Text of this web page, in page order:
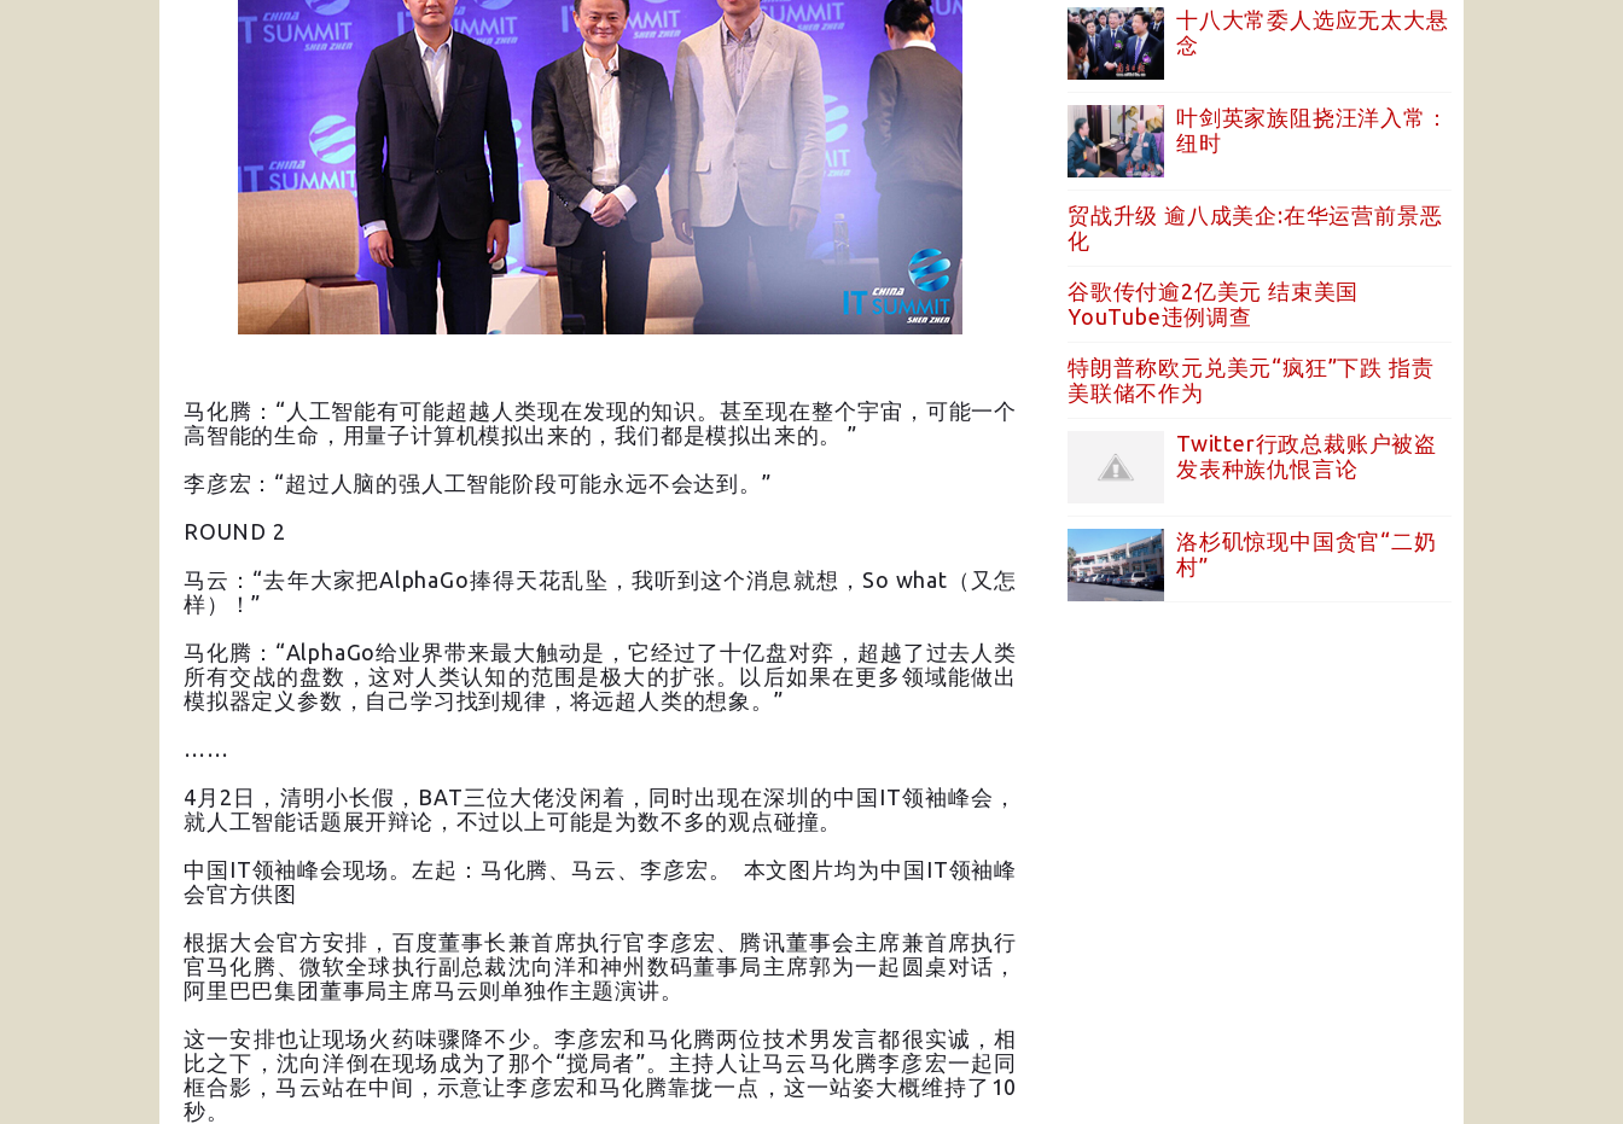
马化腾：“人工智能有可能超越人类现在发现的知识。甚至现在整个宇宙，可能一个
高智能的生命，用量子计算机模拟出来的，我们都是模拟出来的。 ”
李彦宏：“超过人脑的强人工智能阶段可能永远不会达到。”
ROUND 2
马云：“去年大家把AlphaGo捧得天花乱坠，我听到这个消息就想，So what（又怎
样）！”
马化腾：“AlphaGo给业界带来最大触动是，它经过了十亿盘对弈，超越了过去人类
所有交战的盘数，这对人类认知的范围是极大的扩张。以后如果在更多领域能做出
模拟器定义参数，自己学习找到规律，将远超人类的想象。”
……
4月2日，清明小长假，BAT三位大佬没闲着，同时出现在深圳的中国IT领袖峰会，
就人工智能话题展开辩论，不过以上可能是为数不多的观点碰撞。
中国IT领袖峰会现场。左起：马化腾、马云、李彦宏。 本文图片均为中国IT领袖峰
会官方供图
根据大会官方安排，百度董事长兼首席执行官李彦宏、腾讯董事会主席兼首席执行
官马化腾、微软全球执行副总裁沈向洋和神州数码董事局主席郭为一起圆桌对话，
阿里巴巴集团董事局主席马云则单独作主题演讲。
这一安排也让现场火药味骤降不少。李彦宏和马化腾两位技术男发言都很实诚，相
比之下，沈向洋倒在现场成为了那个“搅局者”。主持人让马云马化腾李彦宏一起同
框合影，马云站在中间，示意让李彦宏和马化腾靠拢一点，这一站姿大概维持了10
秒。
十八大常委人选应无太大悬
念
叶剑英家族阻挠汪洋入常：
纽时
贸战升级 逾八成美企:在华运营前景恶
化
谷歌传付逾2亿美元 结束美国
YouTube违例调查
特朗普称欧元兑美元“疯狂”下跌 指责
美联储不作为
Twitter行政总裁账户被盗
发表种族仇恨言论
洛杉矶惊现中国贪官“二奶
村”